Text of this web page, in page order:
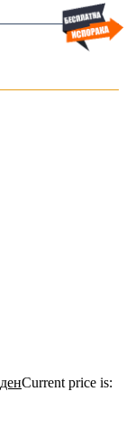
денCurrent price is: